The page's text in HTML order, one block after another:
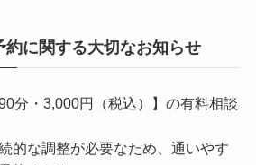
約に関する大切なお知らせ
分・3,000円（税込）】の有料相談
的な調整が必要なため、通いやす